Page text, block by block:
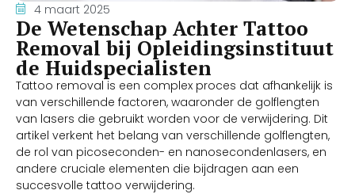
De Wetenschap Achter Tattoo
Removal bij Opleidingsinstituut
de Huidspecialisten
Tattoo removal is een complex proces dat afhankelijk is
van verschillende factoren, waaronder de golflengten
van lasers die gebruikt worden voor de verwijdering. Dit
artikel verkent het belang van verschillende golflengten,
de rol van picoseconden- en nanosecondenlasers, en
andere cruciale elementen die bijdragen aan een
succesvolle tattoo verwijdering.
4 maart 2025